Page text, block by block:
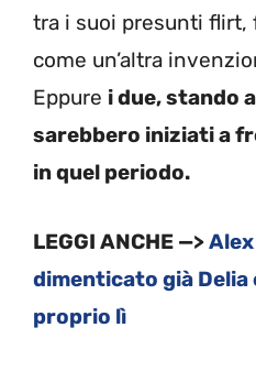
tra i suoi presunti flirt,
come un’altra
Eppure i due, stando
sarebbero iniziati a
in quel periodo.
LEGGI ANCHE —>
dimenticato già Delia
proprio lì